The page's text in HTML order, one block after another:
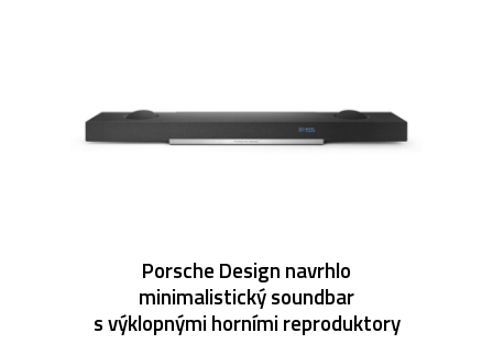
Porsche Design navrhlo
minimalistický soundbar
s výklopnými horními reproduktory